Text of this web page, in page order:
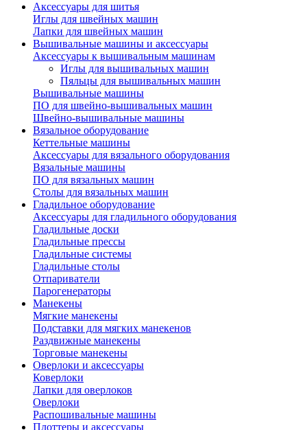
Аксессуары для шитья
Иглы для швейных машин
Лапки для швейных машин
Вышивальные машины и аксессуары
Аксессуары к вышивальным машинам
Иглы для вышивальных машин
Пяльцы для вышивальных машин
Вышивальные машины
ПО для швейно-вышивальных машин
Швейно-вышивальные машины
Вязальное оборудование
Кеттельные машины
Аксессуары для вязального оборудования
Вязальные машины
ПО для вязальных машин
Столы для вязальных машин
Гладильное оборудование
Аксессуары для гладильного оборудования
Гладильные доски
Гладильные прессы
Гладильные системы
Гладильные столы
Отпариватели
Парогенераторы
Манекены
Мягкие манекены
Подставки для мягких манекенов
Раздвижные манекены
Торговые манекены
Оверлоки и аксессуары
Коверлоки
Лапки для оверлоков
Оверлоки
Распошивальные машины
Плоттеры и аксессуары